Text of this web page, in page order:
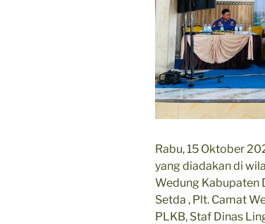
Rabu, 15 Oktober
yang diadakan di
Wedung Kabupaten
Setda , Plt. Camat
PLKB, Staf Dinas